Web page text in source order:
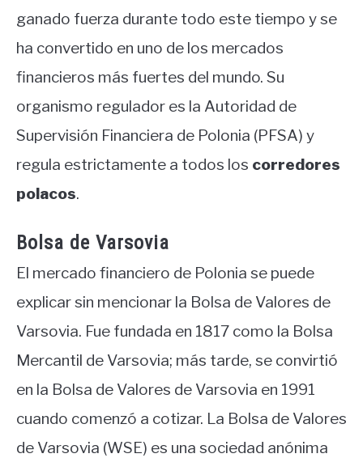
ganado fuerza durante todo este tiempo y se
ha convertido en uno de los mercados
financieros más fuertes del mundo. Su
organismo regulador es la Autoridad de
Supervisión Financiera de Polonia (PFSA) y
regula estrictamente a todos los corredores
polacos.
Bolsa de Varsovia
El mercado financiero de Polonia se puede
explicar sin mencionar la Bolsa de Valores de
Varsovia. Fue fundada en 1817 como la Bolsa
Mercantil de Varsovia; más tarde, se convirtió
en la Bolsa de Valores de Varsovia en 1991
cuando comenzó a cotizar. La Bolsa de Valores
de Varsovia (WSE) es una sociedad anónima